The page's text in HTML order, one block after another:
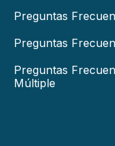
Preguntas
Preguntas
Preguntas
Múltiple